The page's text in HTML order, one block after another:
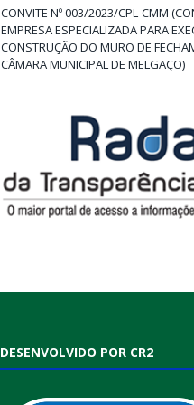
CONVITE Nº 003/2023/CPL-CMM
EMPRESA ESPECIALIZADA PARA
CONSTRUÇÃO DO MURO DE
CÂMARA MUNICIPAL DE MELGAÇO)
DESENVOLVIDO POR CR2